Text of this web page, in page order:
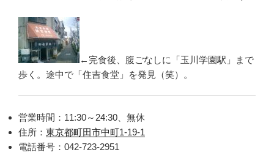
←完食後、腹ごなしに「玉川学園駅」まで
歩く。途中で「住吉食堂」を発見（笑）。
営業時間：11:30～24:30、無休
住所： 東京都町田市中町1-19-1
電話番号：042-723-2951